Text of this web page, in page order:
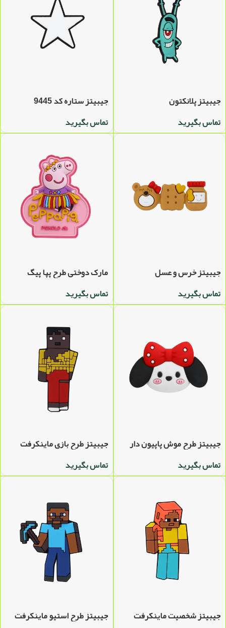
جیبیتز پلانکتون
تماس بگیرید
جیبیتز ستاره کد 9445
تماس بگیرید
جیبیتز خرس و عسل
تماس بگیرید
مارک دوختی طرح پپا پیگ
تماس بگیرید
جیبیتز طرح موش پاپیون دار
تماس بگیرید
جیبیتز طرح بازی ماینکرفت
تماس بگیرید
جیبیتز شخصیت ماینکرفت جیبیتز طرح استیو ماینکرفت